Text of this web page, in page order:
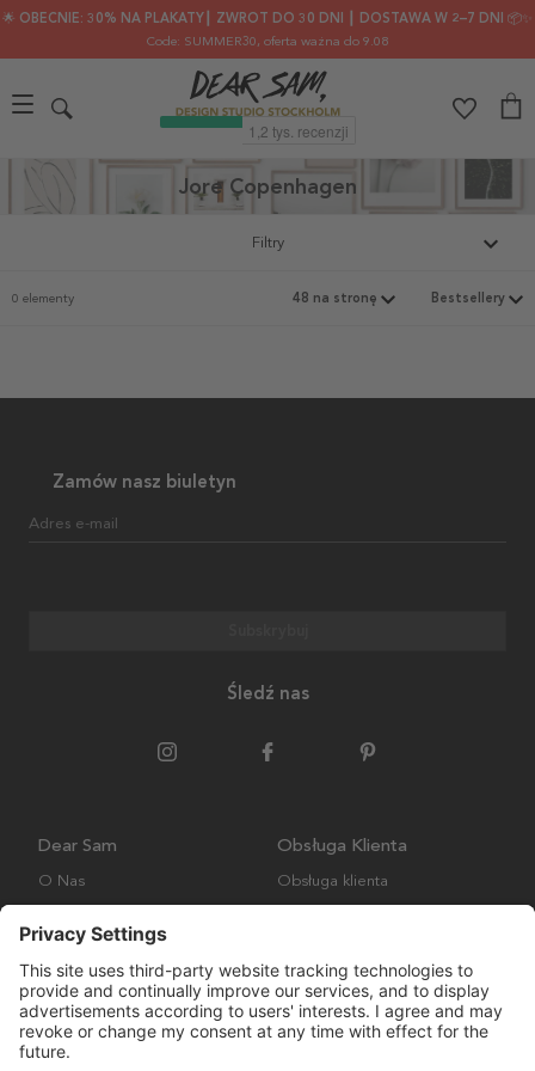
🌟 OBECNIE: 30% NA PLAKATY┃ ZWROT DO 30 DNI ┃ DOSTAWA W 2–7 DNI 📦✨
Code: SUMMER30, oferta ważna do 9.08
Jore Copenhagen
Filtry
0 elementy
Zamów nasz biuletyn
Adres e-mail
Śledź nas
Dear Sam
O Nas
Obsługa Klienta
Obsługa klienta
Wysyłka i Dostawa